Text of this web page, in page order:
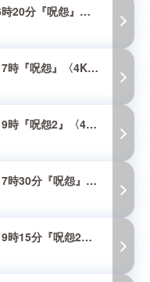
9月8日（月）16時20分『呪怨』〈4K：シネマ版〉上映回
9月11日（木）17時『呪怨』〈4K：シネマ版〉上映回
9月11日（木）19時『呪怨2』〈4K：シネマ版〉上映回
9月15日（月）17時30分『呪怨』〈4K：シネマ版〉上映回
9月15日（月）19時15分『呪怨2』〈4K：シネマ版〉上映回